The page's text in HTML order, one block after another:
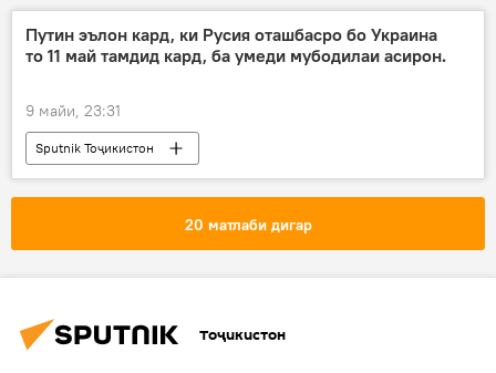
Путин эълон кард, ки Русия оташбасро бо Украина
то 11 май тамдид кард, ба умеди мубодилаи асирон.
9 майи, 23:31
Sputnik Тоҷикистон
20 матлаби дигар
Тоҷикистон